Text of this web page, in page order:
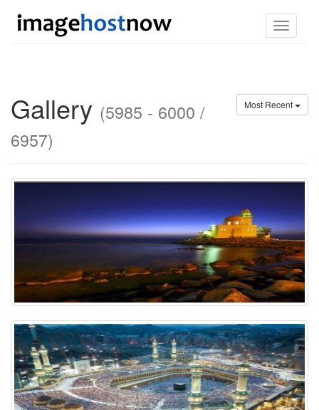
Toggle
Most Recent
Gallery (5985 - 6000 /
6957)